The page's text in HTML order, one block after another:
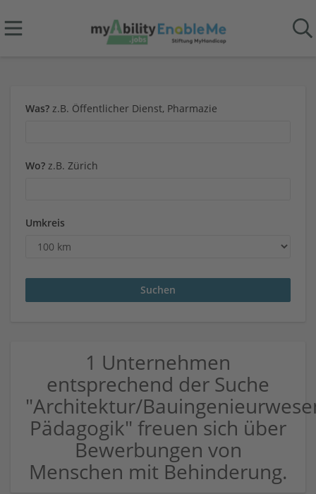
Was? z.B. Öffentlicher Dienst, Pharmazie
Wo? z.B. Zürich
Umkreis
1 Unternehmen
entsprechend der Suche
"Architektur/
Pädagogik" freuen sich über
Bewerbungen von
Menschen mit Behinderung.